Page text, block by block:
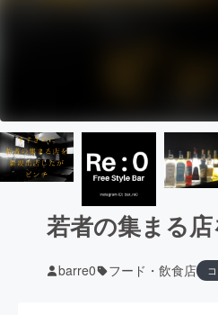
若者の集まる店
barre0 フード・飲食店